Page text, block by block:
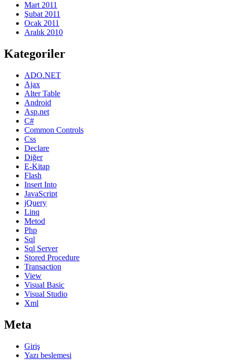
Mart 2011
Şubat 2011
Ocak 2011
Aralık 2010
Kategoriler
ADO.NET
Ajax
Alter Table
Android
Asp.net
C#
Common Controls
Css
Declare
Diğer
E-Kitap
Flash
Insert Into
JavaScript
jQuery
Linq
Metod
Php
Sql
Sql Server
Stored Procedure
Transaction
View
Visual Basic
Visual Studio
Xml
Meta
Giriş
Yazı beslemesi